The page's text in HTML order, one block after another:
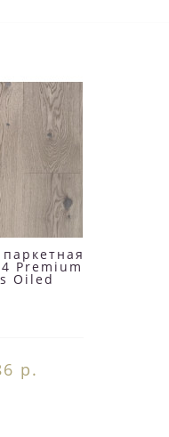
Premium
Oiled
р.